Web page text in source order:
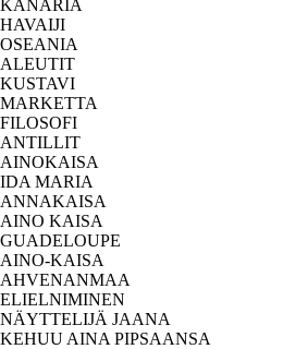
KANARIA
HAVAIJI
OSEANIA
ALEUTIT
KUSTAVI
MARKETTA
FILOSOFI
ANTILLIT
AINOKAISA
IDA MARIA
ANNAKAISA
AINO KAISA
GUADELOUPE
AINO-KAISA
AHVENANMAA
ELIELNIMINEN
NÄYTTELIJÄ JAANA
KEHUU AINA PIPSAANSA